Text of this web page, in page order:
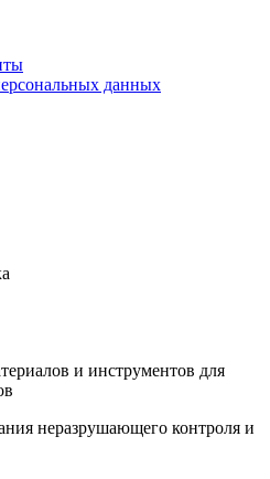
данных
и инструментов для
неразрушающего контроля и